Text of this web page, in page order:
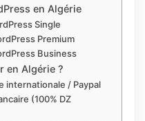
en Algérie
Single
Premium
Business
en Algérie ?
internationale / Paypal
(100% DZ